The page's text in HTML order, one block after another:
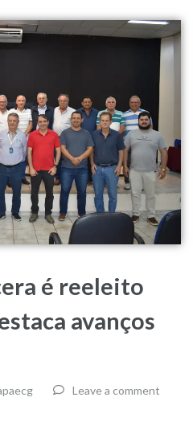
é reeleito
avanços
Leave a comment